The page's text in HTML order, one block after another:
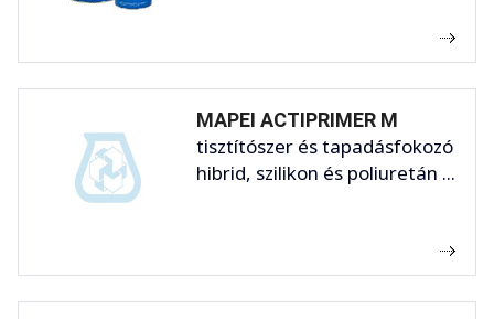
MAPEI ACTIPRIMER M
tisztítószer és tapadásfokozó
hibrid, szilikon és poliuretán ...